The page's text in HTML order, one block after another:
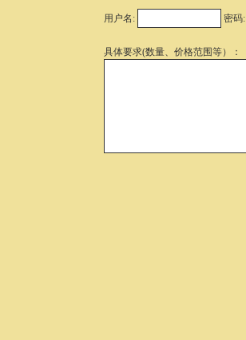
用户名: 密码:
具体要求(数量、价格范围等）：